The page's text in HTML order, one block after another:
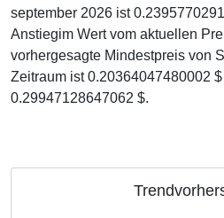
september 2026 ist
Anstiegim Wert vom aktuellen
vorhergesagte Mindestpreis von
Zeitraum ist 0.20364047480002
0.29947128647062 $.